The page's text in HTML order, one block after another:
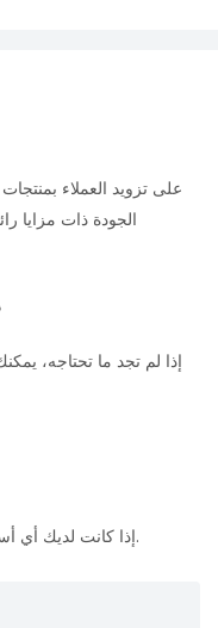
الجودة ذات مزايا
إذا لم تجد ما تحتاجه،
إذا كانت لديك أي أسئلة بخصوص طلبك، فلا تتردد في الاتصال بنا.